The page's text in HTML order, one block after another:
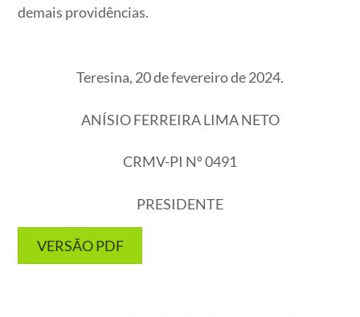
demais providências.
Teresina, 20 de fevereiro de 2024.
ANÍSIO FERREIRA LIMA NETO
CRMV-PI Nº 0491
PRESIDENTE
VERSÃO PDF